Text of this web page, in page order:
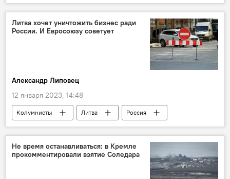
Эстония
Латвия
Минобороны Литвы
Литва хочет уничтожить бизнес ради
России. И Евросоюзу советует
Александр Липовец
12 января 2023, 14:48
Колумнисты Литва
Россия
Евросоюз (ЕС)
бизнес
Экономика
Не время останавливаться: в Кремле
прокомментировали взятие Соледара